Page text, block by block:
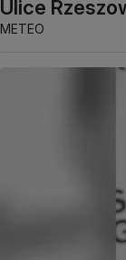
Ulice
METEO